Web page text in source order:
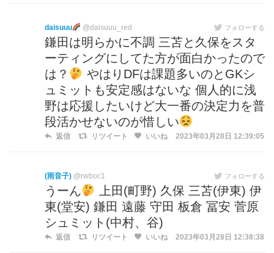
daisuuu @daisuuu_red フォローする
鎌田は明らかに不調 三苫と久保をスタ
ーティングにしてた方が面白かったので
は？
やはりDFは課題多いのとGKシ
ュミットも安定感はないな 個人的に浅
野は応援したいけど大一番の決定力を普
段活かせないのが惜しい
返信 リツイート いいね 2023年03月28日 12:39:05
(雨音子) @rwboc1 フォローする
うーん
上田(町野) 久保 三苫(伊東) 伊
東(堂安) 鎌田 遠藤 守田 板倉 冨安 菅原
シュミット(中村、谷)
返信 リツイート いいね 2023年03月28日 12:38:38